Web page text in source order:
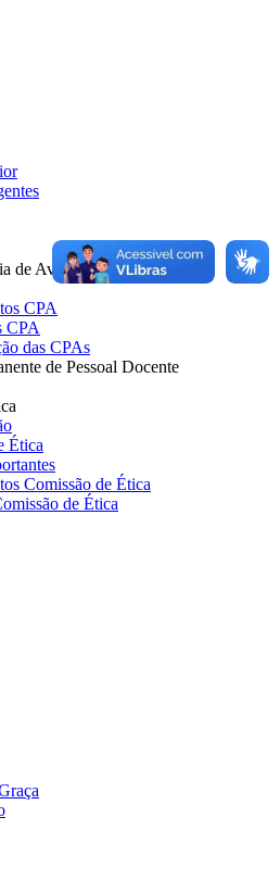
de Avaliação
CPA
CPA
das CPAs
de Pessoal Docente
Ética
Comissão de Ética
de Ética